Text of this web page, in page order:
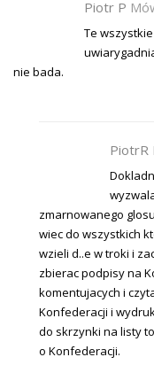
Piotr P
Te
nie bada.
PiotrR
zmarnowanego
wiec do wszystkich
wzieli d..e w troki i
zbierac podpisy na
komentujacych i
Konfederacji i
do skrzynki na listy
o Konfederacji.